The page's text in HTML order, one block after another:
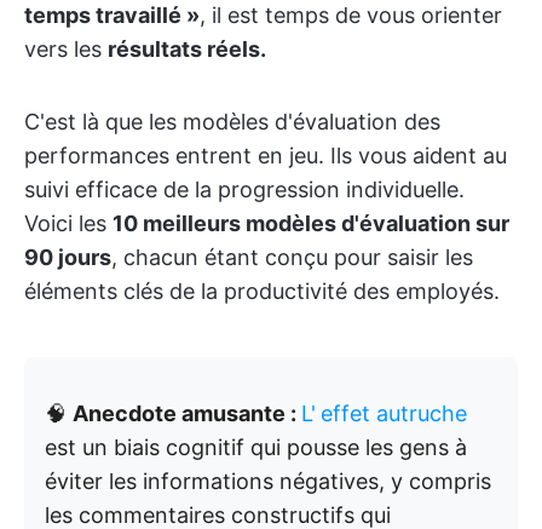
temps travaillé », il est temps de vous orienter
vers les résultats réels.
C'est là que les modèles d'évaluation des
performances entrent en jeu. Ils vous aident au
suivi efficace de la progression individuelle.
Voici les 10 meilleurs modèles d'évaluation sur
90 jours, chacun étant conçu pour saisir les
éléments clés de la productivité des employés.
🧠 Anecdote amusante : L' effet autruche
est un biais cognitif qui pousse les gens à
éviter les informations négatives, y compris
les commentaires constructifs qui